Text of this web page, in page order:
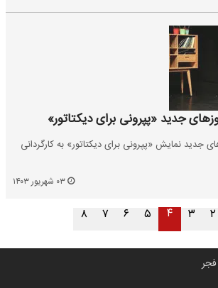
جدید «پپرونی برای دیکتاتور»
نمایش «پپرونی برای دیکتاتور» به کارگردانی
۲ ۳ ۴ ۵ ۶ ۷ ۸